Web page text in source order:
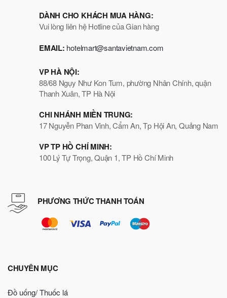
DÀNH CHO KHÁCH MUA HÀNG:
Vui lòng liên hệ Hotline của Gian hàng
EMAIL: hotelmart@santavietnam.com
VP HÀ NỘI:
88/68 Ngụy Như Kon Tum, phường Nhân Chính, quận
Thanh Xuân, TP Hà Nội
CHI NHÁNH MIỀN TRUNG:
17 Nguyễn Phan Vinh, Cẩm An, Tp Hội An, Quảng Nam
VP TP HỒ CHÍ MINH:
100 Lý Tự Trọng, Quận 1, TP Hồ Chí Minh
PHƯƠNG THỨC THANH TOÁN
CHUYÊN MỤC
Đồ uống/ Thuốc lá